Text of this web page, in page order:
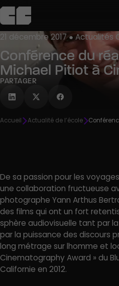
21 décembre 2017 ● Actualités
Conférence du
Michael Pitiot à
PARTAGER
Accueil Actualité de l’école
De sa passion pour les
une collaboration fructueuse
photographe Yann Arthus
des films qui ont un fort
sphère audiovisuelle tant par
par la puissance des discours
long métrage sur lhomme et
Cinematography Award » du
Californie en 2012.